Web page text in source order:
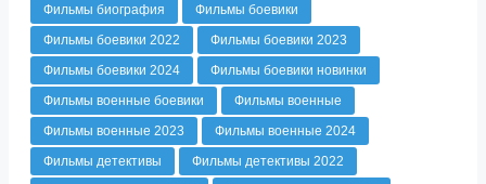
Фильмы биография
Фильмы боевики
Фильмы боевики 2022
Фильмы боевики 2023
Фильмы боевики 2024
Фильмы боевики новинки
Фильмы военные боевики
Фильмы военные
Фильмы военные 2023
Фильмы военные 2024
Фильмы детективы
Фильмы детективы 2022